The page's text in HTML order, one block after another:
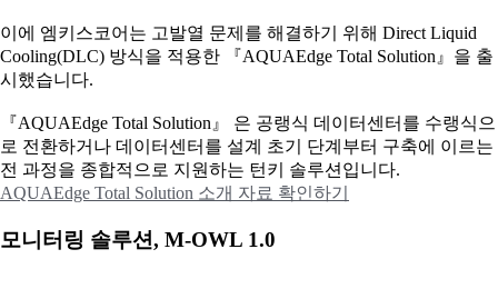
이에 엠키스코어는 고발열 문제를 해결하기 위해 Direct Liquid
Cooling(DLC) 방식을 적용한 『AQUAEdge Total Solution』을 출
시했습니다.
『AQUAEdge Total Solution』 은 공랭식 데이터센터를 수랭식으
로 전환하거나 데이터센터를 설계 초기 단계부터 구축에 이르는
전 과정을 종합적으로 지원하는 턴키 솔루션입니다.
AQUAEdge Total Solution 소개 자료 확인하기
모니터링 솔루션, M-OWL 1.0